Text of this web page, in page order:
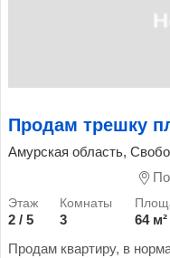
Продам трешку
Амурская область,
2 / 5 3
64 м²
Продам квартиру, в